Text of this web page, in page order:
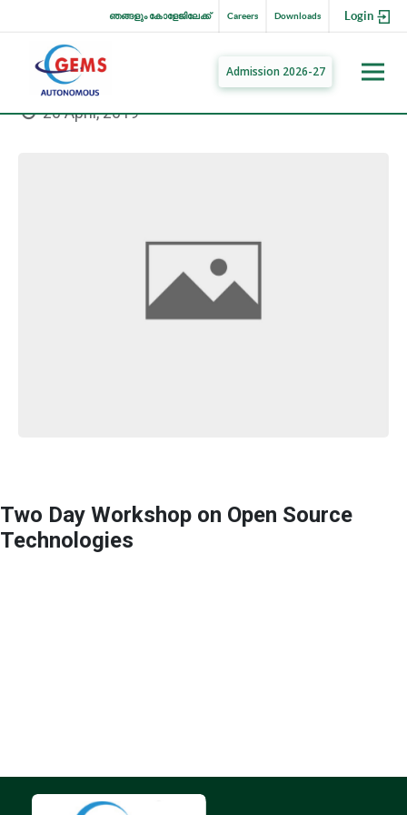
Login
Downloads
Careers
ഞങ്ങളും കോളേജിലേക്ക്
Admission 2026-27
Two Day Workshop on Open Source
Technologies
20 April, 2019